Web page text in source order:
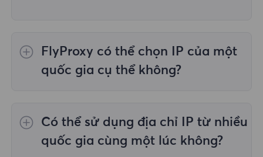
FlyProxy có thể chọn IP của một
quốc gia cụ thể không?
toàn thế giới; Proxy dân cư không giới hạn
không hỗ trợ việc lựa chọn proxy cho các
quốc gia/khu vực được chỉ định;
Proxy dân
Có thể sử dụng địa chỉ IP từ nhiều
quốc gia cùng một lúc không?